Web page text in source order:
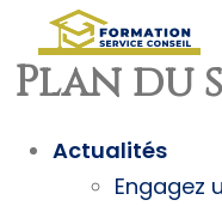
Plan du
Actualités
Engagez